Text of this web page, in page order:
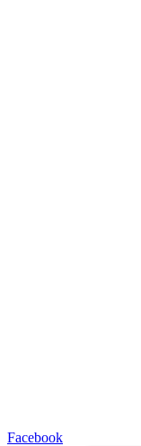
Facebook